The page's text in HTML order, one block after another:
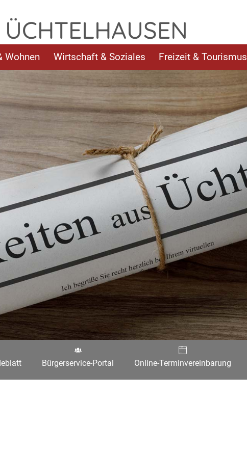
Wohnen Wirtschaft & Soziales Freizeit & Tourismus
Bürgerservice-Portal Online-Terminvereinbarung